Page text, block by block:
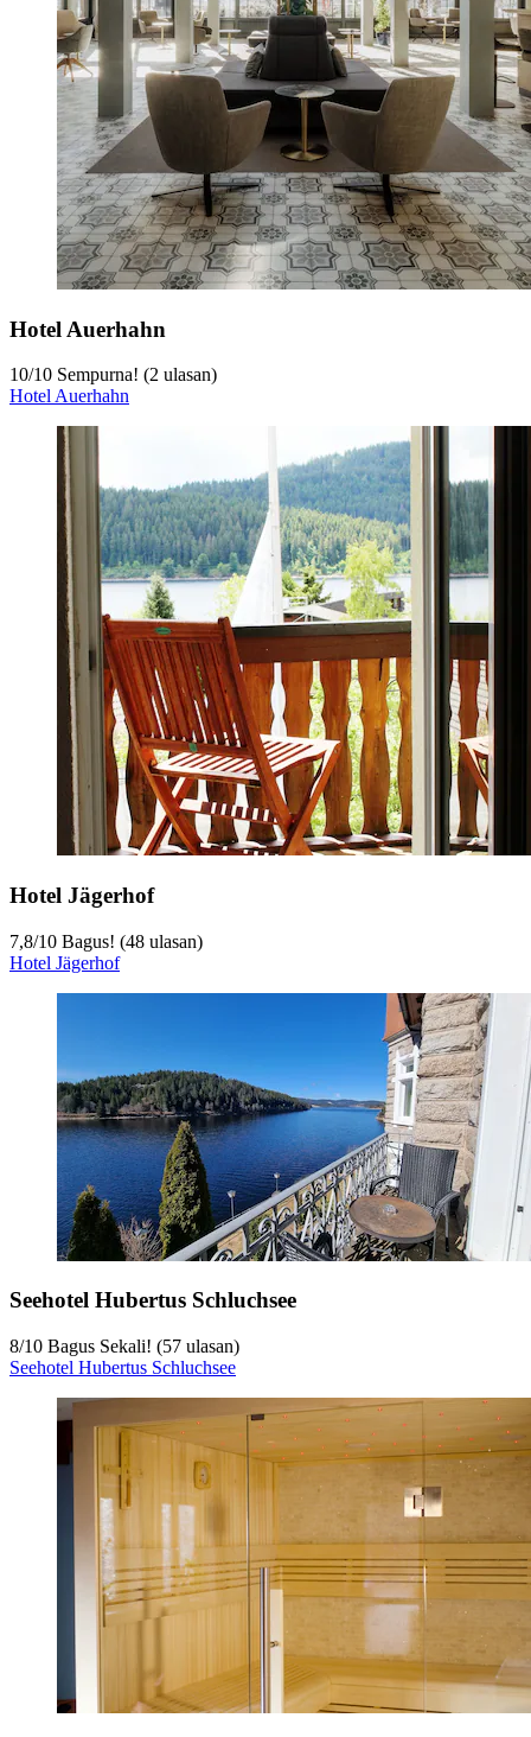
Hotel Auerhahn
10/10 Sempurna! (2 ulasan)
Hotel Auerhahn
Hotel Jägerhof
7,8/10 Bagus! (48 ulasan)
Hotel Jägerhof
Seehotel Hubertus Schluchsee
8/10 Bagus Sekali! (57 ulasan)
Seehotel Hubertus Schluchsee